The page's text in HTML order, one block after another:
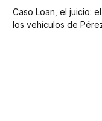
Caso Loan, el juicio:
los vehículos de